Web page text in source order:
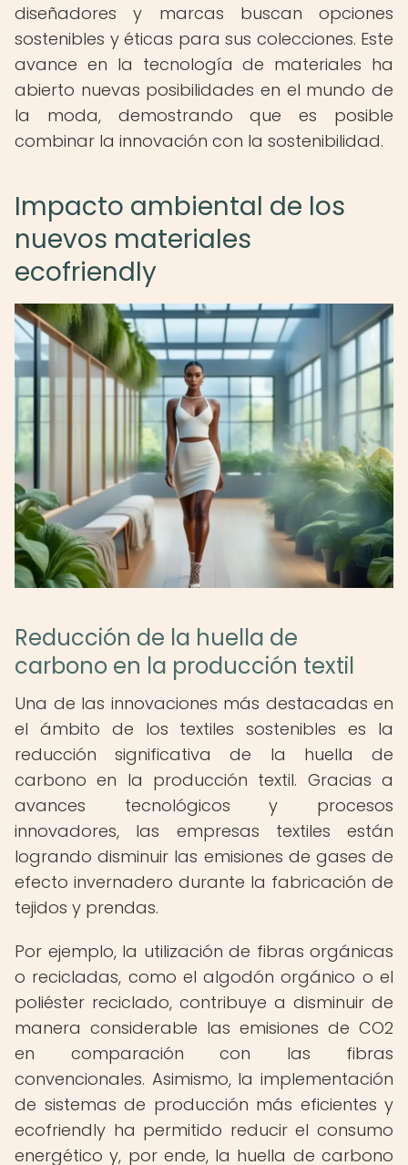
diseñadores y marcas buscan opciones
sostenibles y éticas para sus colecciones. Este
avance en la tecnología de materiales ha
abierto nuevas posibilidades en el mundo de
la moda, demostrando que es posible
combinar la innovación con la sostenibilidad.
Impacto ambiental de los
nuevos materiales
ecofriendly
Reducción de la huella de
carbono en la producción textil
Una de las innovaciones más destacadas en
el ámbito de los textiles sostenibles es la
reducción significativa de la huella de
carbono en la producción textil. Gracias a
avances tecnológicos y procesos
innovadores, las empresas textiles están
logrando disminuir las emisiones de gases de
efecto invernadero durante la fabricación de
tejidos y prendas.
Por ejemplo, la utilización de fibras orgánicas
o recicladas, como el algodón orgánico o el
poliéster reciclado, contribuye a disminuir de
manera considerable las emisiones de CO2
en comparación con las fibras
convencionales. Asimismo, la implementación
de sistemas de producción más eficientes y
ecofriendly ha permitido reducir el consumo
energético y, por ende, la huella de carbono